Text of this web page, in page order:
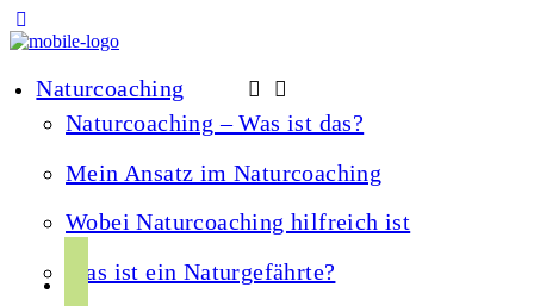
Naturcoaching
Naturcoaching – Was ist das?
Mein Ansatz im Naturcoaching
Wobei Naturcoaching hilfreich ist
Was ist ein Naturgefährte?